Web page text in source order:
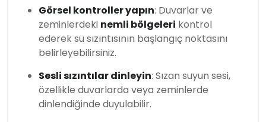
Görsel kontroller yapın: Duvarlar ve
zeminlerdeki nemli bölgeleri kontrol
ederek su sızıntısının başlangıç noktasını
belirleyebilirsiniz.
Sesli sızıntılar dinleyin: Sızan suyun sesi,
özellikle duvarlarda veya zeminlerde
dinlendiğinde duyulabilir.